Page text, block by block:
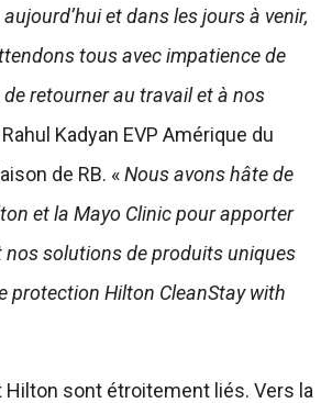
et dans les jours à venir,
tous avec impatience de
retourner au travail et à nos
Kadyan EVP Amérique du
de RB. «Nous avons hâte de
et la Mayo Clinic pour apporter
nos solutions de produits uniques
protection Hilton CleanStay with
Hilton sont étroitement liés. Vers la